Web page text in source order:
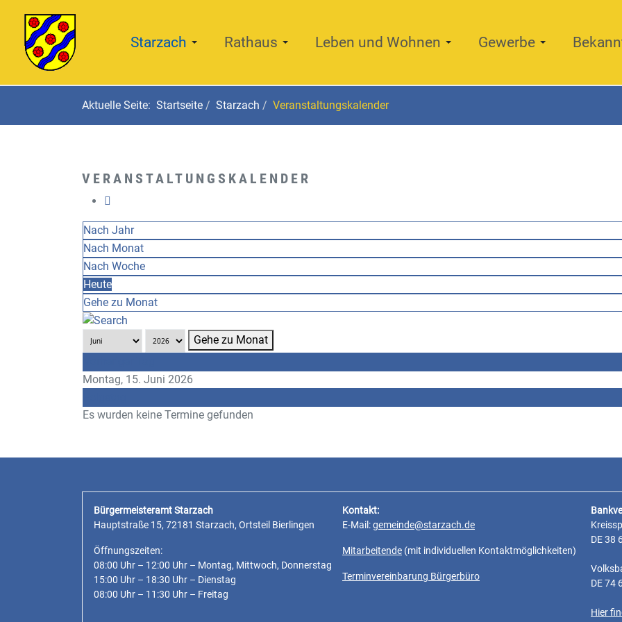
Starzach Rathaus Leben und Wohnen Gewerbe
Aktuelle Seite: Startseite Starzach Veranstaltungskalender
VERANSTALTUNGSKALENDER
Nach Jahr
Nach Monat
Nach Woche
Heute
Gehe zu Monat
Gehe zu Monat
Montag, 15. Juni 2026
Es wurden keine Termine gefunden
Bürgermeisteramt Starzach
Hauptstraße 15, 72181 Starzach, Ortsteil Bierlingen
Öffnungszeiten:
08:00 Uhr – 12:00 Uhr – Montag, Mittwoch, Donnerstag
15:00 Uhr – 18:30 Uhr – Dienstag
08:00 Uhr – 11:30 Uhr – Freitag
Kontakt:
E-Mail:gemeinde@starzach.de
Mitarbeitende (mit individuellen Kontaktmöglichkeiten)
Terminvereinbarung Bürgerbüro
DE 38
DE 74
Hier